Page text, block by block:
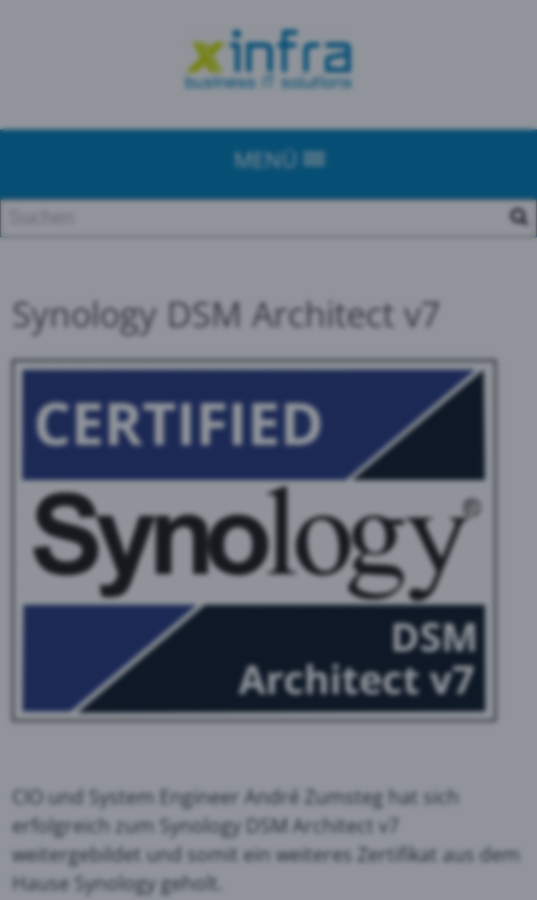
MENÜ
Synology DSM Architect v7
CIO und System Engineer André Zumsteg hat sich
erfolgreich zum Synology DSM Architect v7
weitergebildet und somit ein weiteres Zertifikat aus dem
Hause Synology geholt.